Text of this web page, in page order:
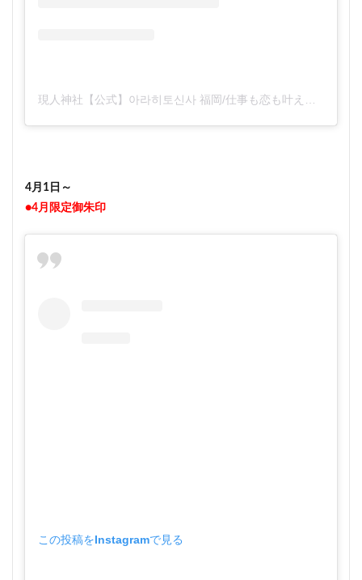
4月1日～
●4月限定御朱印
この投稿をInstagramで見る